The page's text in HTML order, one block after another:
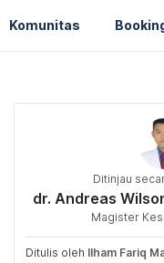
Komunitas
Ditinjau
dr. Andreas
Magister
Ditulis oleh Ilham Fariq